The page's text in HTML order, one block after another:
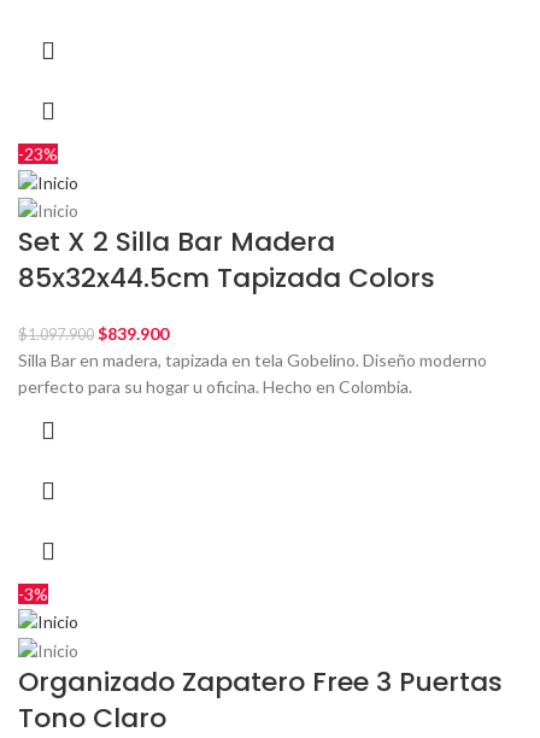
-23%
Set X 2 Silla Bar Madera
85x32x44.5cm Tapizada Colors
$1.097.900 $839.900
Silla Bar en madera, tapizada en tela Gobelino. Diseño moderno
perfecto para su hogar u oficina. Hecho en Colombia.
-3%
Organizado Zapatero Free 3 Puertas
Tono Claro